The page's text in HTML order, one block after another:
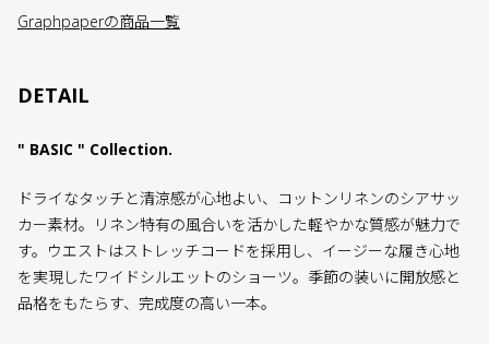
Graphpaperの商品一覧
DETAIL
" BASIC " Collection.
ドライなタッチと清涼感が心地よい、コットンリネンのシアサッ
カー素材。リネン特有の風合いを活かした軽やかな質感が魅力で
す。ウエストはストレッチコードを採用し、イージーな履き心地
を実現したワイドシルエットのショーツ。季節の装いに開放感と
品格をもたらす、完成度の高い一本。